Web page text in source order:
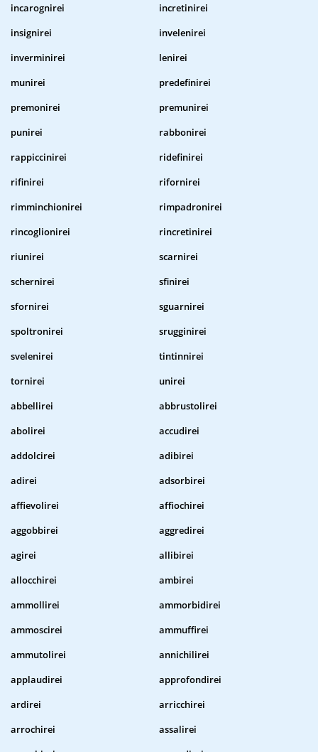
incarognirei
incretinirei
insignirei
invelenirei
inverminirei
lenirei
munirei
predefinirei
premonirei
premunirei
punirei
rabbonirei
rappiccinirei
ridefinirei
rifinirei
rifornirei
rimminchionirei
rimpadronirei
rincoglionirei
rincretinirei
riunirei
scarnirei
schernirei
sfinirei
sfornirei
sguarnirei
spoltronirei
srugginirei
svelenirei
tintinnirei
tornirei
unirei
abbellirei
abbrustolirei
abolirei
accudirei
addolcirei
adibirei
adirei
adsorbirei
affievolirei
affiochirei
aggobbirei
aggredirei
agirei
allibirei
allocchirei
ambirei
ammollirei
ammorbidirei
ammoscirei
ammuffirei
ammutolirei
annichilirei
applaudirei
approfondirei
ardirei
arricchirei
arrochirei
assalirei